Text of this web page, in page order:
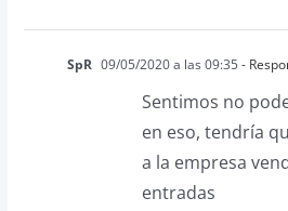
SpR 09/05/2020 a las 09:35-
Sentimos no
en eso, tendría
a la empresa
entradas